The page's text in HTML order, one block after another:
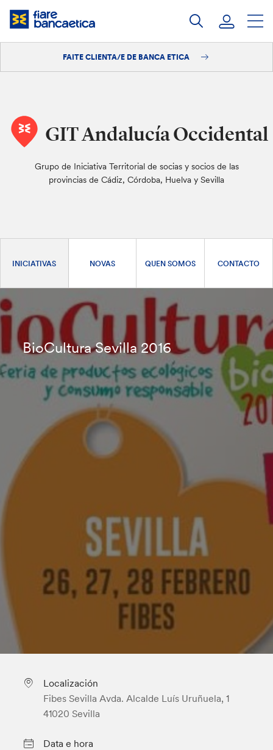
Saltar
FAITE CLIENTA/E DE BANCA ETICA
GIT Andalucía Occidental
Grupo de Iniciativa Territorial de socias y socios de las
provincias de Cádiz, Córdoba, Huelva y Sevilla
INICIATIVAS NOVAS QUEN SOMOS CONTACTO
BioCultura Sevilla 2016
Localización
Fibes Sevilla Avda. Alcalde Luís Uruñuela, 1
41020 Sevilla
Data e hora